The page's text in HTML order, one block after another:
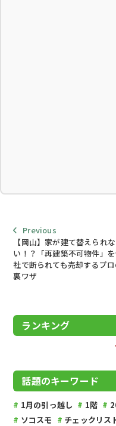
投稿ナビゲーショ
PreviousPrevious
post:
【岡山】家が建て替えられな
い！？「再建築不可物件」
社で断られても売却するプ
裏ワザ
ランキング
話題のキーワード
1月の引っ越し 1階
ソコスモ
チェックリス